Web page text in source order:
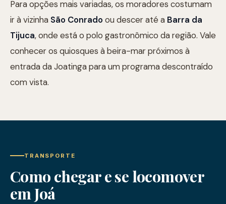
Para opções mais variadas, os moradores costumam
ir à vizinha São Conrado ou descer até a Barra da
Tijuca, onde está o polo gastronômico da região. Vale
conhecer os quiosques à beira-mar próximos à
entrada da Joatinga para um programa descontraído
com vista.
TRANSPORTE
Como chegar e se locomover
em Joá